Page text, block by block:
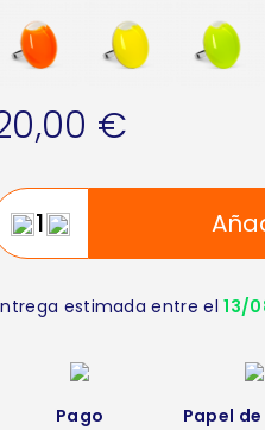
€
estimada entre el13/
Pago
Papel